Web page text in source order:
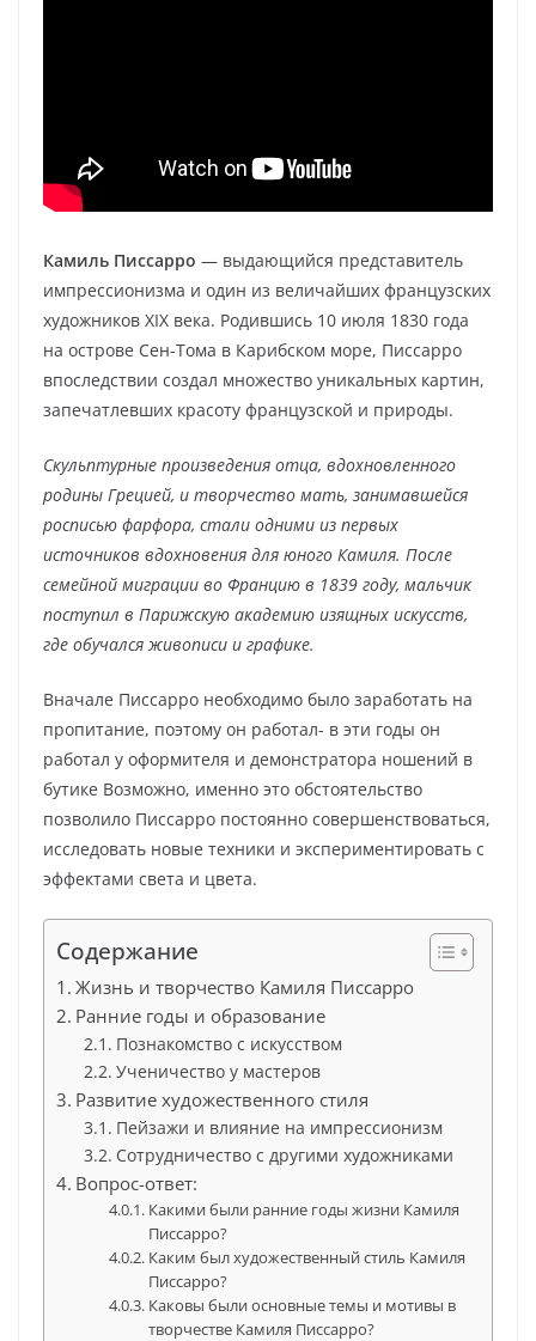
Камиль Писсарро — выдающийся представитель
импрессионизма и один из величайших французских
художников XIX века. Родившись 10 июля 1830 года
на острове Сен-Тома в Карибском море, Писсарро
впоследствии создал множество уникальных картин,
запечатлевших красоту французской и природы.
Скульптурные произведения отца, вдохновленного
родины Грецией, и творчество мать, занимавшейся
росписью фарфора, стали одними из первых
источников вдохновения для юного Камиля. После
семейной миграции во Францию в 1839 году, мальчик
поступил в Парижскую академию изящных искусств,
где обучался живописи и графике.
Вначале Писсарро необходимо было заработать на
пропитание, поэтому он работал- в эти годы он
работал у оформителя и демонстратора ношений в
бутике Возможно, именно это обстоятельство
позволило Писсарро постоянно совершенствоваться,
исследовать новые техники и экспериментировать с
эффектами света и цвета.
Содержание
Жизнь и творчество Камиля Писсарро
Ранние годы и образование
Познакомство с искусством
Ученичество у мастеров
Развитие художественного стиля
Пейзажи и влияние на импрессионизм
Сотрудничество с другими художниками
Вопрос-ответ:
Какими были ранние годы жизни Камиля
Писсарро?
Каким был художественный стиль Камиля
Писсарро?
Каковы были основные темы и мотивы в
творчестве Камиля Писсарро?